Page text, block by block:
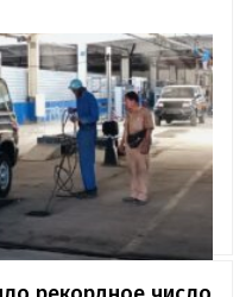
моделей в
уже стартовала